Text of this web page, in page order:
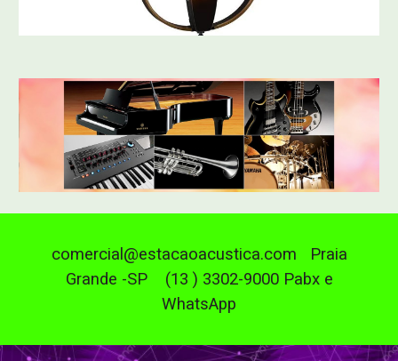
comercial@estacaoacustica.com Praia
Grande -SP (13 ) 3302-9000 Pabx e
WhatsApp